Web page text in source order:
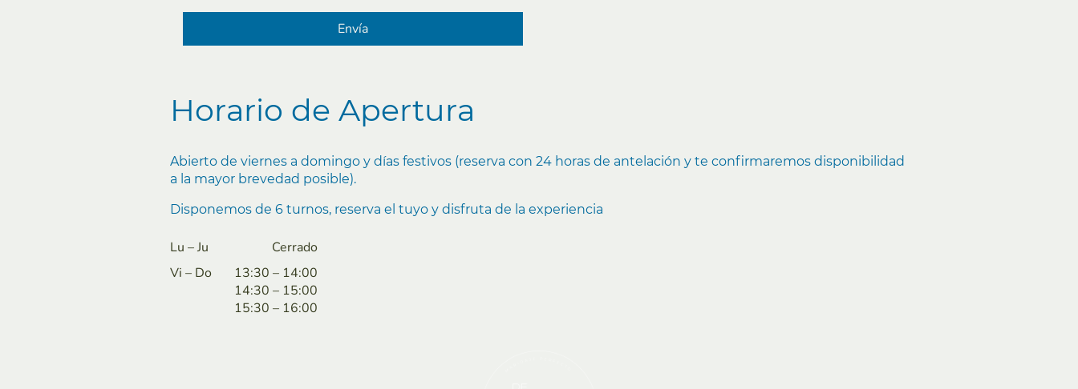
Envía
Horario de Apertura
Abierto de viernes a domingo y días festivos (reserva con 24 horas de antelación y te confirmaremos disponibilidad
a la mayor brevedad posible).
Disponemos de 6 turnos, reserva el tuyo y disfruta de la experiencia
Lu –Ju
Cerrado
Vi – Do 13:30 – 14:00
14:30 – 15:00
15:30 – 16:00